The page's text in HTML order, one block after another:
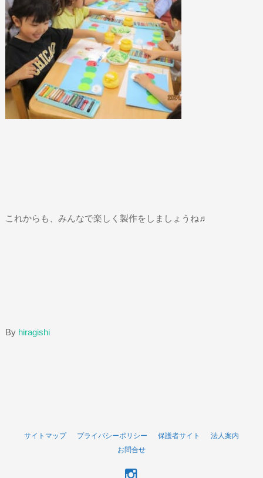
これからも、みんなで楽しく製作をしましょうね♬
By hiragishi
サイトマップ プライバシーポリシー 保護者サイト
法人案内
お問合せ